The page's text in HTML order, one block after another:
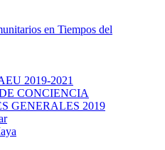
en Tiempos del
2019-2021
CONCIENCIA
GENERALES 2019